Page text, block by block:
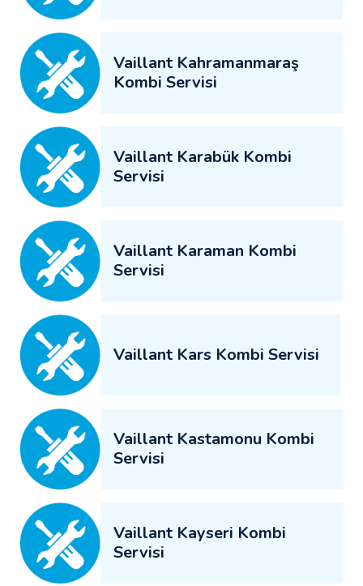
Vaillant Kahramanmaraş
Kombi Servisi
Vaillant Karabük Kombi
Servisi
Vaillant Karaman Kombi
Servisi
Vaillant Kars Kombi Servisi
Vaillant Kastamonu Kombi
Servisi
Vaillant Kayseri Kombi
Servisi